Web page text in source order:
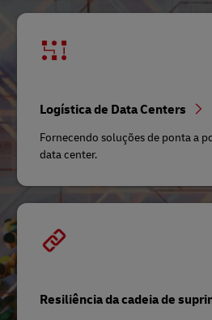
Logística de Data Centers
Fornecendo soluções de ponta a
data center.
Resiliência da cadeia de